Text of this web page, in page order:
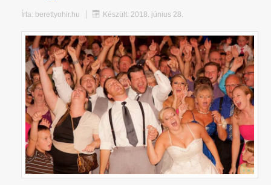
Írta: berettyohir.hu Készült: 2018. június 28.